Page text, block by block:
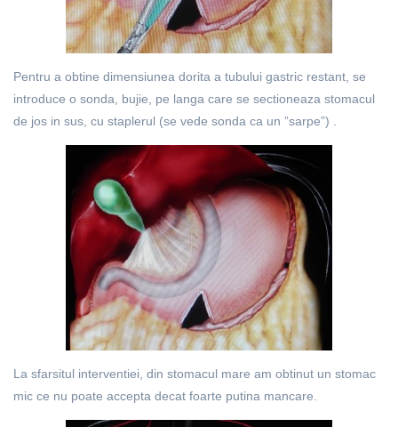
Pentru a obtine dimensiunea dorita a tubului gastric restant, se
introduce o sonda, bujie, pe langa care se sectioneaza stomacul
de jos in sus, cu staplerul (se vede sonda ca un ”sarpe”) .
La sfarsitul interventiei, din stomacul mare am obtinut un stomac
mic ce nu poate accepta decat foarte putina mancare.